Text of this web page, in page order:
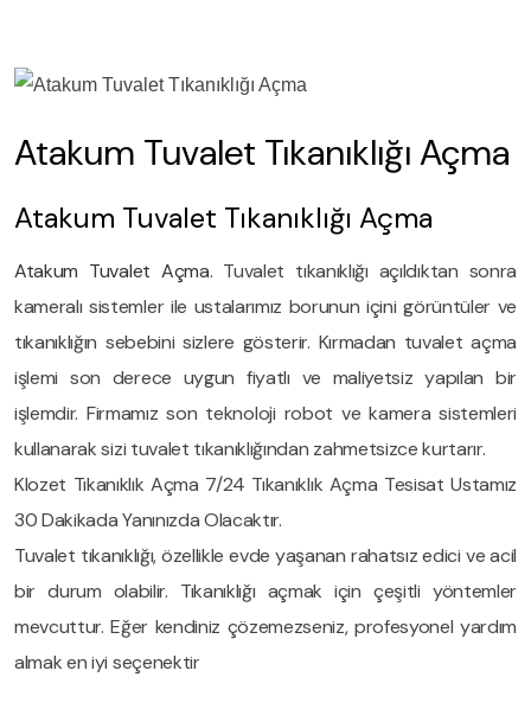
Atakum Tuvalet Tıkanıklığı Açma
Atakum Tuvalet Tıkanıklığı Açma
Atakum Tuvalet Açma. Tuvalet tıkanıklığı açıldıktan sonra
kameralı sistemler ile ustalarımız borunun içini görüntüler ve
tıkanıklığın sebebini sizlere gösterir. Kırmadan tuvalet açma
işlemi son derece uygun fiyatlı ve maliyetsiz yapılan bir
işlemdir. Firmamız son teknoloji robot ve kamera sistemleri
kullanarak sizi tuvalet tıkanıklığından zahmetsizce kurtarır.
Klozet Tıkanıklık Açma 7/24 Tıkanıklık Açma Tesisat Ustamız
30 Dakikada Yanınızda Olacaktır.
Tuvalet tıkanıklığı, özellikle evde yaşanan rahatsız edici ve acil
bir durum olabilir. Tıkanıklığı açmak için çeşitli yöntemler
mevcuttur. Eğer kendiniz çözemezseniz, profesyonel yardım
almak en iyi seçenektir